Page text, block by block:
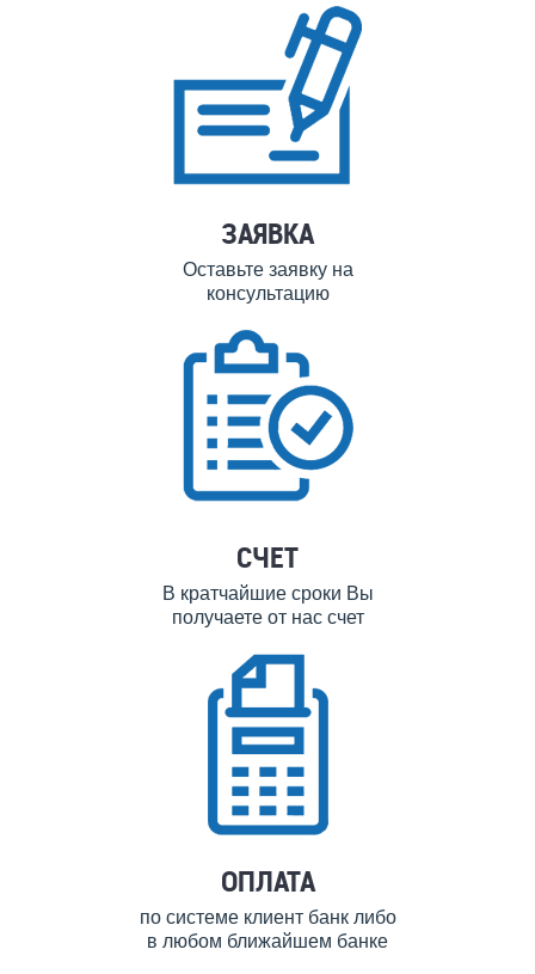
ЗАЯВКА
Оставьте заявку на
консультацию
СЧЕТ
В кратчайшие сроки Вы
получаете от нас счет
ОПЛАТА
по системе клиент банк либо
в любом ближайшем банке